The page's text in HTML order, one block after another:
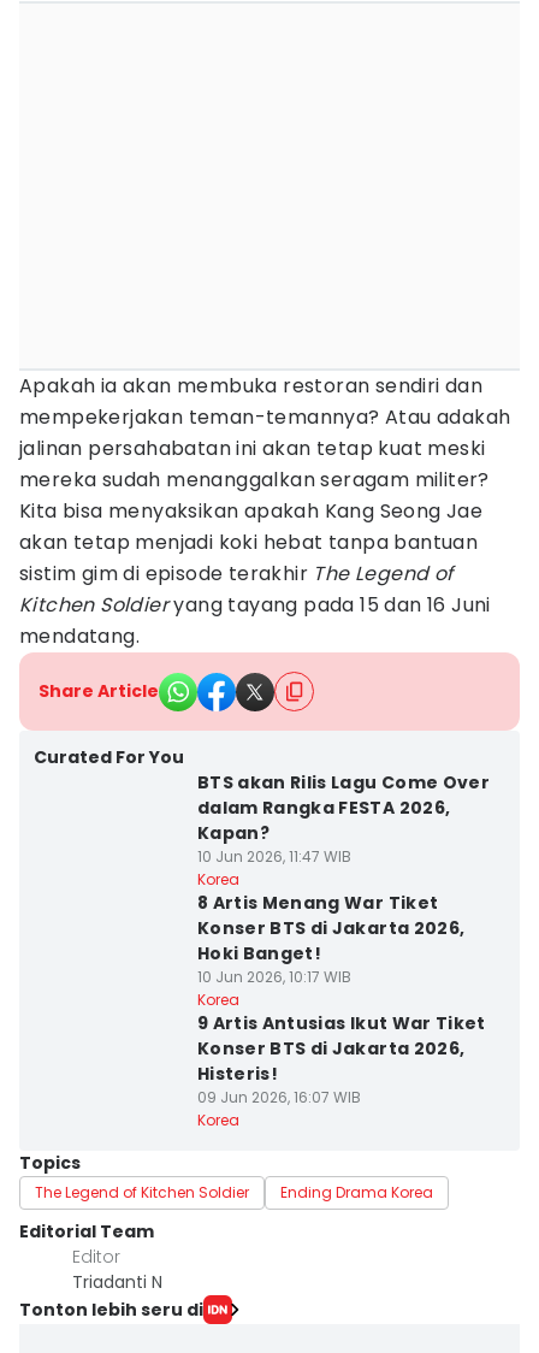
Apakah ia akan membuka restoran sendiri dan
mempekerjakan teman-temannya? Atau adakah
jalinan persahabatan ini akan tetap kuat meski
mereka sudah menanggalkan seragam militer?
Kita bisa menyaksikan apakah Kang Seong Jae
akan tetap menjadi koki hebat tanpa bantuan
sistim gim di episode terakhir The Legend of
Kitchen Soldieryang tayang pada 15 dan 16 Juni
mendatang.
Share Article
Curated For You
BTS akan Rilis Lagu Come Over
dalam Rangka FESTA 2026,
Kapan?
10 Jun 2026, 11:47 WIB
Korea
8 Artis Menang War Tiket
Konser BTS di Jakarta 2026,
Hoki Banget!
10 Jun 2026, 10:17 WIB
Korea
9 Artis Antusias Ikut War Tiket
Konser BTS di Jakarta 2026,
Histeris!
09 Jun 2026, 16:07 WIB
Korea
Topics
The Legend of Kitchen Soldier Ending Drama Korea
Editorial Team
Editor
Triadanti N
Tonton lebih seru di